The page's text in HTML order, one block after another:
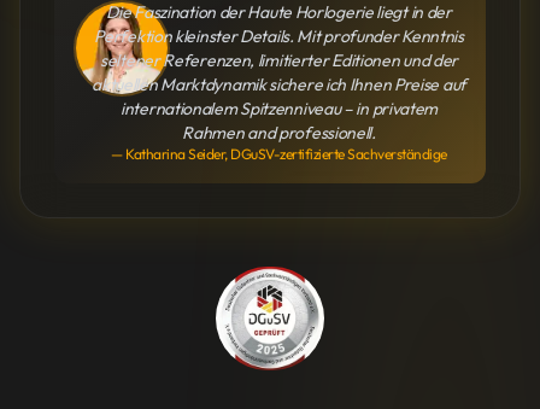
Die Faszination der Haute Horlogerie liegt in der
Perfektion kleinster Details. Mit profunder Kenntnis
seltener Referenzen, limitierter Editionen und der
aktuellen Marktdynamik sichere ich Ihnen Preise auf
internationalem Spitzenniveau – in privatem
Rahmen and professionell.
— Katharina Seider, DGuSV-zertifizierte Sachverständige